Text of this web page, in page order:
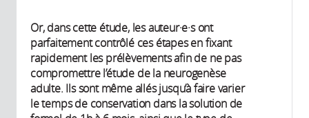
Or, dans cette étude, les auteur·e·s ont
parfaitement contrôlé ces étapes en fixant
rapidement les prélèvements afin de ne pas
compromettre l’étude de la neurogenèse
adulte. Ils sont même allés jusqu’à faire varier
le temps de conservation dans la solution de